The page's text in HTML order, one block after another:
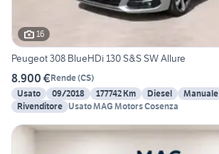
16
Peugeot 308 BlueHDi 130 S&S SW Allure
8.900 €Rende(CS)
Usato
09/2018 177742 Km Diesel Manuale
Rivenditore Usato MAG Motors Cosenza